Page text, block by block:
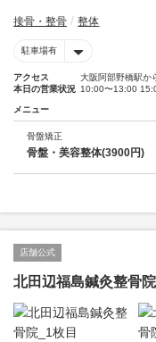
接骨・整骨 整体
駐車場有
アクセス
大阪阿部野橋駅か
本日の営業状況 10:00〜13:00
メニュー
骨盤矯正
骨盤・美容整体(3900円)
店舗公式
北田辺福島鍼灸整骨院